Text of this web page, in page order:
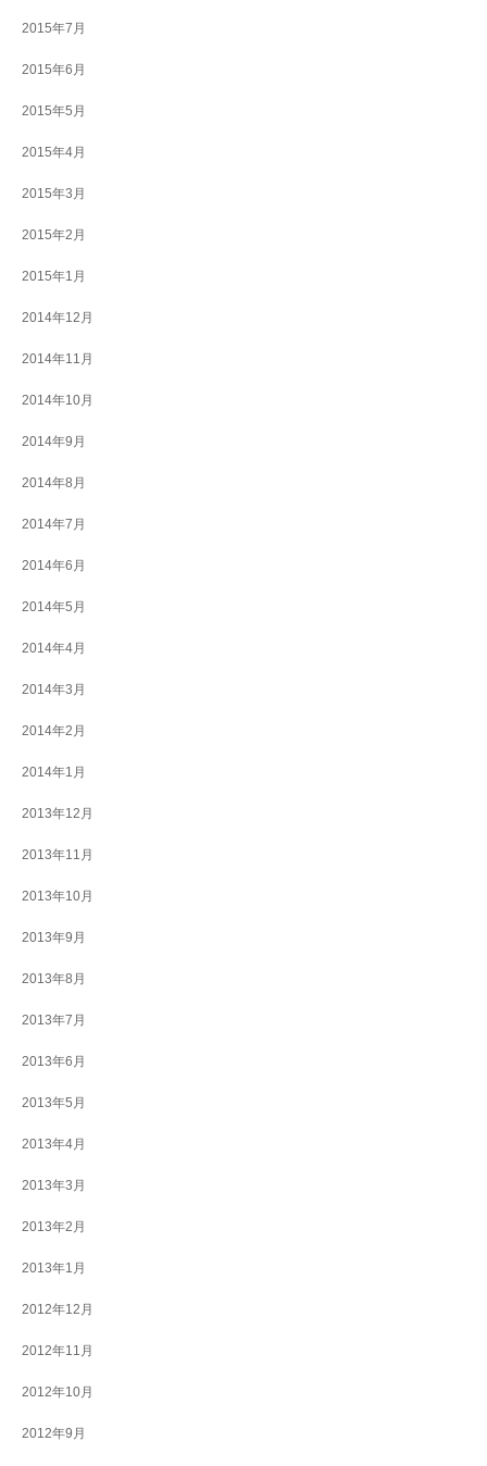
2015年7月
2015年6月
2015年5月
2015年4月
2015年3月
2015年2月
2015年1月
2014年12月
2014年11月
2014年10月
2014年9月
2014年8月
2014年7月
2014年6月
2014年5月
2014年4月
2014年3月
2014年2月
2014年1月
2013年12月
2013年11月
2013年10月
2013年9月
2013年8月
2013年7月
2013年6月
2013年5月
2013年4月
2013年3月
2013年2月
2013年1月
2012年12月
2012年11月
2012年10月
2012年9月